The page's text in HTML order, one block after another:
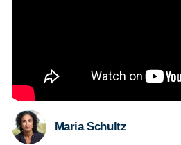
Maria Schultz